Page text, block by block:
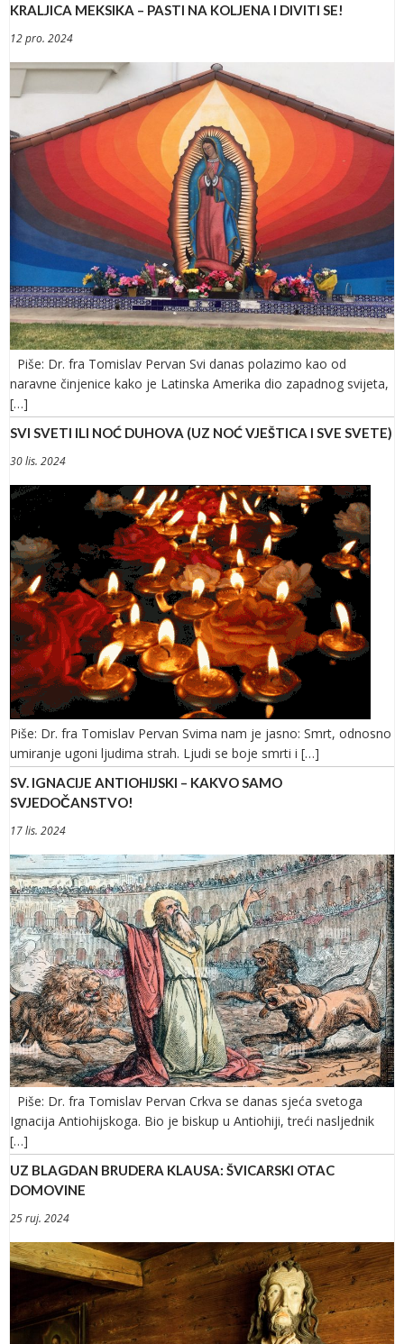
KRALJICA MEKSIKA – PASTI NA KOLJENA I DIVITI SE!
12 pro. 2024
Piše: Dr. fra Tomislav Pervan Svi danas polazimo kao od
naravne činjenice kako je Latinska Amerika dio zapadnog svijeta,
[…]
SVI SVETI ILI NOĆ DUHOVA (UZ NOĆ VJEŠTICA I SVE SVETE)
30 lis. 2024
Piše: Dr. fra Tomislav Pervan Svima nam je jasno: Smrt, odnosno
umiranje ugoni ljudima strah. Ljudi se boje smrti i […]
SV. IGNACIJE ANTIOHIJSKI – KAKVO SAMO
SVJEDOČANSTVO!
17 lis. 2024
Piše: Dr. fra Tomislav Pervan Crkva se danas sjeća svetoga
Ignacija Antiohijskoga. Bio je biskup u Antiohiji, treći nasljednik
[…]
UZ BLAGDAN BRUDERA KLAUSA: ŠVICARSKI OTAC
DOMOVINE
25 ruj. 2024